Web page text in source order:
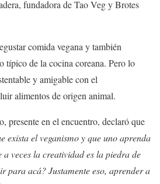
fundadora de Tao Veg y Brotes
comida vegana y también
típico de la cocina coreana. Pero lo
y amigable con el
alimentos de origen animal.
presente en el encuentro, declaró que
exista el veganismo y que uno aprenda
a veces la creatividad es la piedra de
para acá? Justamente eso, aprender a